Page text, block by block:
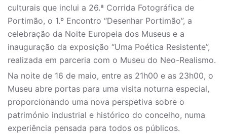
culturais que inclui a 26.ª Corrida Fotográfica de
Portimão, o 1.º Encontro “Desenhar Portimão”, a
celebração da Noite Europeia dos Museus e a
inauguração da exposição “Uma Poética Resistente”,
realizada em parceria com o Museu do Neo-Realismo.
Na noite de 16 de maio, entre as 21h00 e as 23h00, o
Museu abre portas para uma visita noturna especial,
proporcionando uma nova perspetiva sobre o
património industrial e histórico do concelho, numa
experiência pensada para todos os públicos.